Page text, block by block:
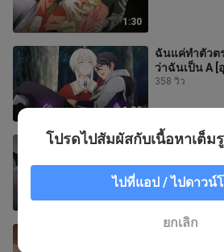
1:30
1:39
ฉันแค่ทำตัวต
ว่าฉันเป็น A [
ปีศาจ]
358 วิว
1:33
ใครไม่รักแมว
เมก้าที่สมบู
"คุณไม่ชอบก
โปรดไปสัมผัสกับเนื้อหาเต็
ไปที่แอป / ไปดาวน์
ยกเลิก